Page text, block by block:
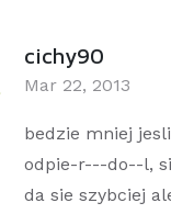
cichy90
Mar 22, 2013
bedzie mniej
odpie-r---do--l,
da sie szybciej